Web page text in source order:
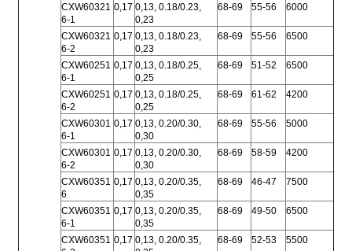
CXW60321
6-1
0,17 0,13, 0.18/0.23,
0,23
68-69 55-56 6000
CXW60321
6-2
0,17 0,13, 0.18/0.23,
0,23
68-69 55-56 6500
CXW60251
6-1
0,17 0,13, 0.18/0.25,
0,25
68-69 51-52 6500
CXW60251
6-2
0,17 0,13, 0.18/0.25,
0,25
68-69 61-62 4200
CXW60301
6-1
0,17 0,13, 0.20/0.30,
0,30
68-69 55-56 5000
CXW60301
6-2
0,17 0,13, 0.20/0.30,
0,30
68-69 58-59 4200
CXW60351
6
0,17 0,13, 0.20/0.35,
0,35
68-69 46-47 7500
CXW60351
6-1
0,17 0,13, 0.20/0.35,
0,35
68-69 49-50 6500
CXW60351 0,17 0,13, 0.20/0.35,
68-69 52-53 5500